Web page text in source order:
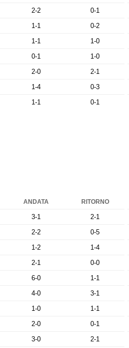
2-2
0-1
1-1
0-2
1-1
1-0
0-1
1-0
2-0
2-1
1-4
0-3
1-1 0-1
ANDATA RITORNO
3-1
2-1
2-2
0-5
1-2
1-4
2-1
0-0
6-0
1-1
4-0
3-1
1-0
1-1
2-0
0-1
3-0
2-1